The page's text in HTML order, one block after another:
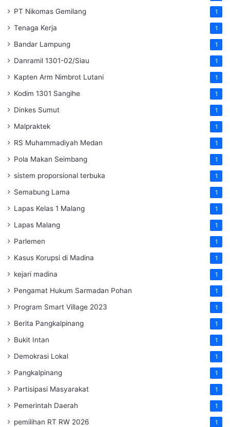
PT Nikomas Gemilang 1
Tenaga Kerja 1
Bandar Lampung 1
Danramil 1301-02/Siau 1
Kapten Arm Nimbrot Lutani 1
Kodim 1301 Sangihe 1
Dinkes Sumut 1
Malpraktek 1
RS Muhammadiyah Medan 1
Pola Makan Seimbang 1
sistem proporsional terbuka 1
Semabung Lama 1
Lapas Kelas 1 Malang 1
Lapas Malang 1
Parlemen 1
Kasus Korupsi di Madina 1
kejari madina 1
Pengamat Hukum Sarmadan Pohan 1
Program Smart Village 2023 1
Berita Pangkalpinang 1
Bukit Intan 1
Demokrasi Lokal 1
Pangkalpinang 1
Partisipasi Masyarakat 1
Pemerintah Daerah 1
pemilihan RT RW 2026 1